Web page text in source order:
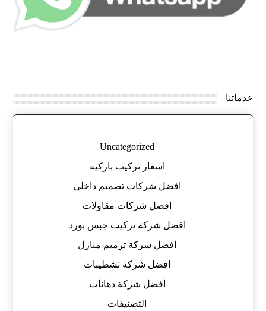
خدماتنا
Uncategorized
اسعار تركيب باركيه
افضل شركات تصميم داخلي
افضل شركات مقاولات
افضل شركة تركيب جبس بورد
افضل شركة ترميم منازل
افضل شركة تشطيبات
افضل شركة دهانات
التصنيفات